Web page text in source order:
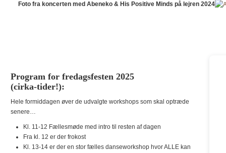
Foto fra koncerten med Abeneko & His Positive Minds på lejren 2024
Program for fredagsfesten 2025
(cirka-tider!):
Hele formiddagen øver de udvalgte workshops som skal optræde
senere…
Kl. 11-12 Fællesmøde med intro til resten af dagen
Fra kl. 12 er der frokost
Kl. 13-14 er der en stor fælles danseworkshop hvor ALLE kan